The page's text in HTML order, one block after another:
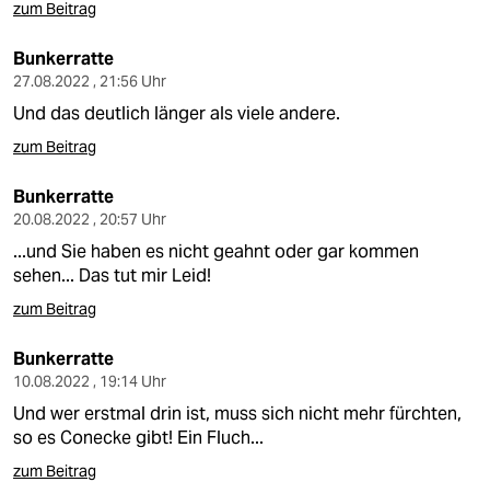
zum Beitrag
Bunkerratte
27.08.2022 , 21:56 Uhr
Und das deutlich länger als viele andere.
zum Beitrag
Bunkerratte
20.08.2022 , 20:57 Uhr
...und Sie haben es nicht geahnt oder gar kommen
sehen... Das tut mir Leid!
zum Beitrag
Bunkerratte
10.08.2022 , 19:14 Uhr
Und wer erstmal drin ist, muss sich nicht mehr fürchten,
so es Conecke gibt! Ein Fluch...
zum Beitrag